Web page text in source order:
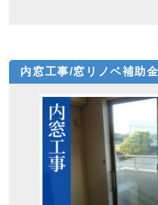
内窓工事/窓リノベ補助